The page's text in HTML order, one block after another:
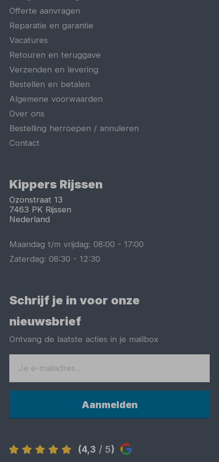
Offerte aanvragen
Reparatie en garantie
Vacatures
Retouren en teruggave
Verzenden en levering
Bestellen en betalen
Algemene voorwaarden
Over ons
Bestelling herroepen / annuleren
Contact
Kippers Rijssen
Ozonstraat 13
7463 PK Rijssen
Nederland
Maandag t/m vrijdag:08:00 -17:00
Zaterdag:08:30 -12:30
Schrijf je in voor onze
nieuwsbrief
Ontvang de laatste acties in je mailbox
Aanmelden
(4,3 / 5)